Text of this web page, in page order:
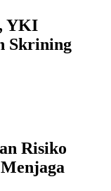
YKI
Skrining
Risiko